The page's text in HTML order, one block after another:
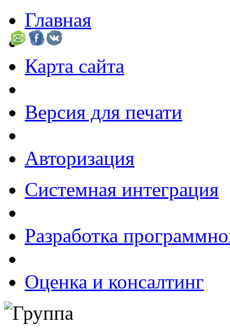
Главная
Карта сайта
Версия для печати
Авторизация
Системная интеграция
Разработка
Оценка и консалтинг